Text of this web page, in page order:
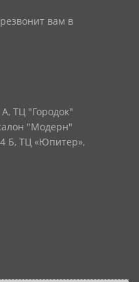
вам в
ТЦ "Городок"
"Модерн"
Б, ТЦ «Юпитер»,